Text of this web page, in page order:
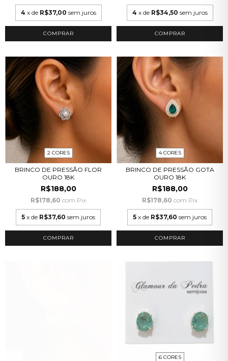
4 x de R$37,00 sem juros
COMPRAR
4 x de R$34,50 sem juros
COMPRAR
2 CORES
BRINCO DE PRESSÃO FLOR
OURO 18K
R$188,00
R$178,60 com Pix
5 x de R$37,60 sem juros
COMPRAR
4 CORES
BRINCO DE PRESSÃO GOTA
OURO 18K
R$188,00
R$178,60 com Pix
5 x de R$37,60 sem juros
COMPRAR
6 CORES